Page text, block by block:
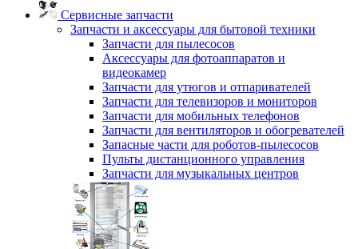
Сервисные запчасти
Запчасти и аксессуары для бытовой техники
Запчасти для пылесосов
Аксессуары для фотоаппаратов и
видеокамер
Запчасти для утюгов и отпаривателей
Запчасти для телевизоров и мониторов
Запчасти для мобильных телефонов
Запчасти для вентиляторов и обогревателей
Запасные части для роботов-пылесосов
Пульты дистанционного управления
Запчасти для музыкальных центров